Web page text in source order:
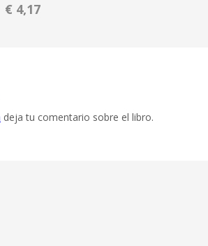
€ 4,17
deja tu comentario sobre el libro.